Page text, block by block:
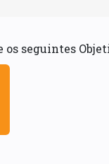
seguintes